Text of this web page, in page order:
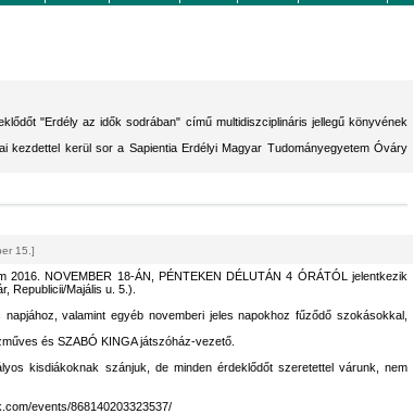
"Erdély az idők sodrában" című multidiszciplináris jellegű könyvének
kezdettel kerül sor a Sapientia Erdélyi Magyar Tudományegyetem Óváry
15.]
2016. NOVEMBER 18-ÁN, PÉNTEKEN DÉLUTÁN 4 ÓRÁTÓL jelentkezik
Republicii/Majális u. 5.).
valamint egyéb novemberi jeles napokhoz fűződő szokásokkal,
és SZABÓ KINGA játszóház-vezető.
kisdiákoknak szánjuk, de minden érdeklődőt szeretettel várunk, nem
events/868140203323537/